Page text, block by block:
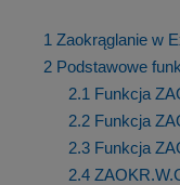
1 Zaokrąglanie w
2 Podstawowe
2.1 Funkcja
2.2Funkcja
2.3Funkcja
2.4